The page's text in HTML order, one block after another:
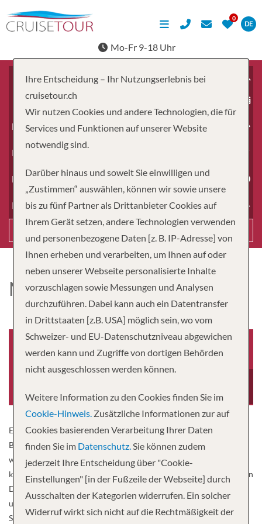
DE
Mo-Fr 9-18 Uhr
Erwachsene
Kinder
Dauer
Reiseart
NORWEGIAN SPIRIT
Baujahr
Besatzung
Erleben Sie entspannten Luxus auf der Norwegian Spirit®, die vom
Bug bis zum Heck mit Blick auf erwachsene Reisende renoviert
wurde. Folgen Sie der Sonne statt einem Zeitplan auf diesem
kleinen, intimen Schiff, wo Verwöhnung und Entspannung immer an
Deck sind. Fühlen Sie sich morgens in der Thermal Suite verjüngt
und genießen Sie dann mit Ihrem Lieblingsgetränk in der Hand im
Spice H2O, das nur für Erwachsene zugänglich ist, die fantastische
Ihre Entscheidung – Ihr Nutzungserlebnis bei
cruisetour.ch
Wir nutzen Cookies und andere Technologien, die für
Services und Funktionen auf unserer Website
notwendig sind.
Darüber hinaus und soweit Sie einwilligen und
„Zustimmen“ auswählen, können wir sowie unsere
bis zu fünf Partner als Drittanbieter Cookies auf
Ihrem Gerät setzen, andere Technologien verwenden
und personenbezogene Daten [z. B. IP-Adresse] von
Ihnen erheben und verarbeiten, um Ihnen auf oder
neben unserer Webseite personalisierte Inhalte
vorzuschlagen sowie Messungen und Analysen
durchzuführen. Dabei kann auch ein Datentransfer
in Drittstaaten [z.B. USA] möglich sein, wo vom
Schweizer- und EU-Datenschutzniveau abgewichen
werden kann und Zugriffe von dortigen Behörden
nicht ausgeschlossen werden können.
Weitere Information zu den Cookies finden Sie im
Cookie-Hinweis. Zusätzliche Informationen zur auf
Cookies basierenden Verarbeitung Ihrer Daten
finden Sie im Datenschutz.Sie können zudem
jederzeit Ihre Entscheidung über "Cookie-
Einstellungen" [in der Fußzeile der Webseite] durch
Ausschalten der Kategorien widerrufen. Ein solcher
Widerruf wirkt sich nicht auf die Rechtmäßigkeit der